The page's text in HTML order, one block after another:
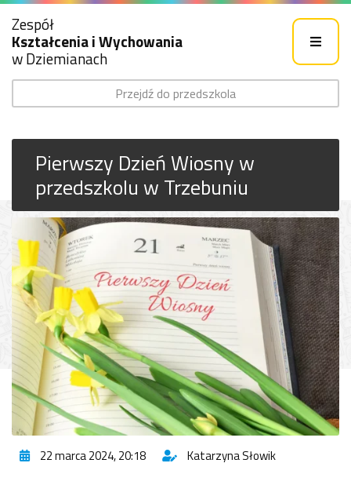
Zespół
Kształcenia i Wychowania
w Dziemianach
Przejdź do przedszkola
Pierwszy Dzień Wiosny w
przedszkolu w Trzebuniu
22 marca 2024, 20:18 Katarzyna Słowik